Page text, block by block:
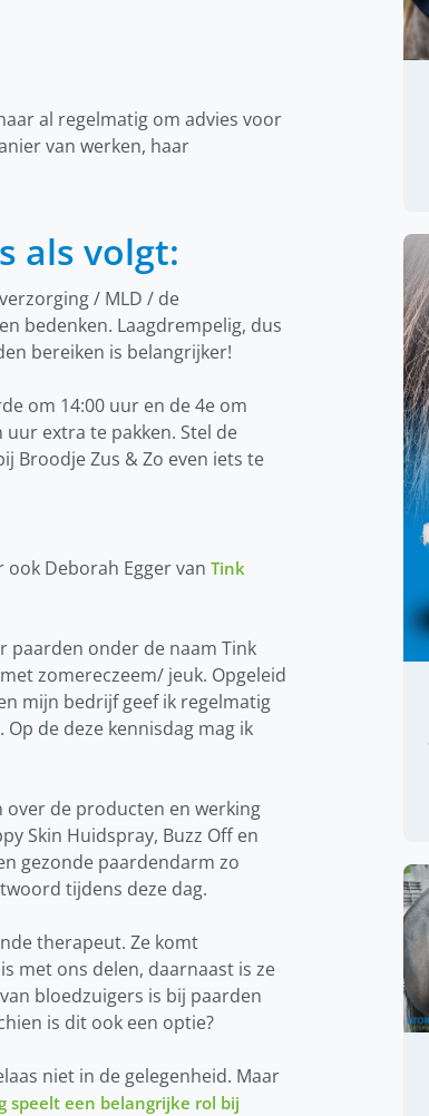
al regelmatig om advies voor
van werken, haar
als volgt:
/ MLD / de
bedenken. Laagdrempelig, dus
bereiken is belangrijker!
om 14:00 uur en de 4e om
extra te pakken. Stel de
Broodje Zus & Zo even iets te
ook Deborah Egger van Tink
paarden onder de naam Tink
zomereczeem/ jeuk. Opgeleid
mijn bedrijf geef ik regelmatig
de deze kennisdag mag ik
over de producten en werking
Skin Huidspray, Buzz Off en
gezonde paardendarm zo
tijdens deze dag.
therapeut. Ze komt
met ons delen, daarnaast is ze
bloedzuigers is bij paarden
is dit ook een optie?
niet in de gelegenheid. Maar
speelt een belangrijke rol bij